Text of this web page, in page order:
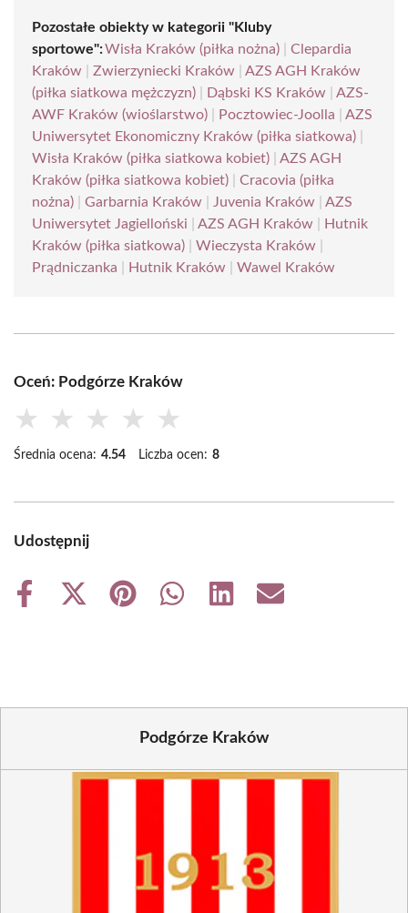
Pozostałe obiekty w kategorii "Kluby
sportowe":Wisła Kraków (piłka nożna)
Clepardia
Kraków
Zwierzyniecki Kraków
AZS AGH Kraków
(piłka siatkowa mężczyzn)
Dąbski KS Kraków
AZS-
AWF Kraków (wioślarstwo)
Pocztowiec-Joolla
AZS
Uniwersytet Ekonomiczny Kraków (piłka siatkowa)
Wisła Kraków (piłka siatkowa kobiet)
AZS AGH
Kraków (piłka siatkowa kobiet)
Cracovia (piłka
nożna)
Garbarnia Kraków Juvenia Kraków
AZS
Uniwersytet Jagielloński
AZS AGH Kraków
Hutnik
Kraków (piłka siatkowa)
Wieczysta Kraków
Prądniczanka
Hutnik Kraków Wawel Kraków
Oceń: Podgórze Kraków
★ ★ ★ ★ ★
Średnia ocena: 4.54 Liczba ocen: 8
Udostępnij
Share
Share
Share
Share
Share
Share
Podgórze Kraków